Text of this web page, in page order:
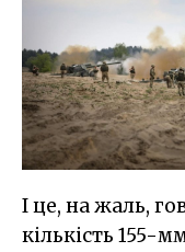
І це, на жаль,
кількість 155-